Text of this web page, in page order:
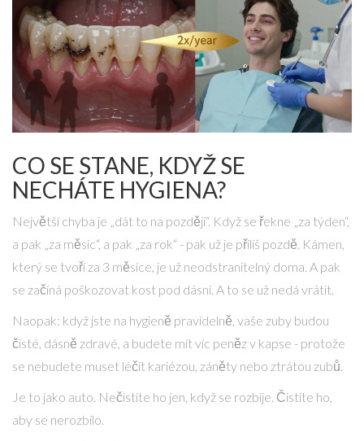
CO SE STANE, KDYŽ SE
NECHÁTE HYGIENA?
Největší chyba je „dát to na později“. Když se řekne „za týden“,
a pak „za měsíc“, a pak „za rok“ - pak už je příliš pozdě. Kámen,
který se tvoří za 3 měsíce, je už neodstranitelný doma. A pak
se začíná poškozovat kost pod dásní. A to se už nedá vrátit.
Naopak: když jste na hygieně pravidelně, vaše zuby budou
čisté, dásně zdravé, a budete mít víc peněz v kapse - protože
se nebudete muset léčit kariézou, záněty nebo ztrátou zubů.
Je to jako auto. Nečistíte ho jen, když se rozbije. Čistíte ho,
aby se nerozbilo.